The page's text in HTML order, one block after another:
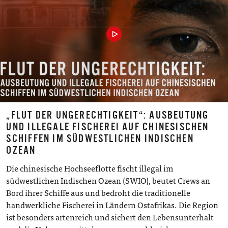
„FLUT DER UNGERECHTIGKEIT“: AUSBEUTUNG
UND ILLEGALE FISCHEREI AUF CHINESISCHEN
SCHIFFEN IM SÜDWESTLICHEN INDISCHEN
OZEAN
Die chinesische Hochseeflotte fischt illegal im
südwestlichen Indischen Ozean (SWIO), beutet Crews an
Bord ihrer Schiffe aus und bedroht die traditionelle
handwerkliche Fischerei in Ländern Ostafrikas. Die Region
ist besonders artenreich und sichert den Lebensunterhalt